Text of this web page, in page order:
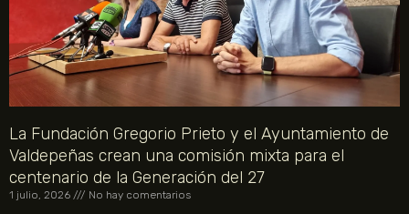
La Fundación Gregorio Prieto y el Ayuntamiento de
Valdepeñas crean una comisión mixta para el
centenario de la Generación del 27
1 julio, 2026 No hay comentarios